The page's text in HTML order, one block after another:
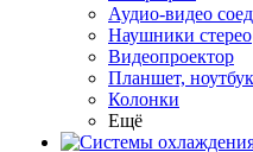
Аудио-видео
Наушники стерео
Видеопроектор
Планшет, ноутбук
Колонки
Ещё